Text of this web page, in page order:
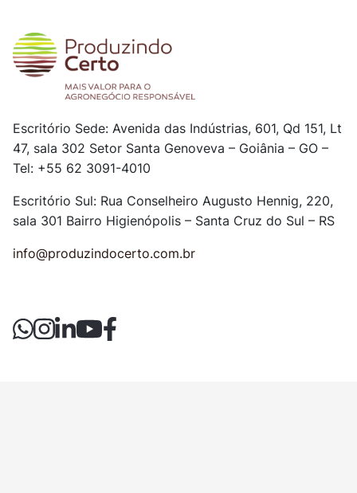
Escritório Sede: Avenida das Indústrias, 601, Qd 151, Lt
47, sala 302 Setor Santa Genoveva – Goiânia – GO –
Tel: +55 62 3091-4010
Escritório Sul: Rua Conselheiro Augusto Hennig, 220,
sala 301 Bairro Higienópolis – Santa Cruz do Sul – RS
info@produzindocerto.com.br